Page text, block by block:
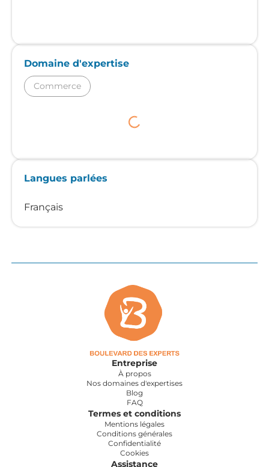
Domaine d'expertise
Commerce
Langues parlées
Français
Entreprise
À propos
Nos domaines d'expertises
Blog
FAQ
Termes et conditions
Mentions légales
Conditions générales
Confidentialité
Cookies
Assistance